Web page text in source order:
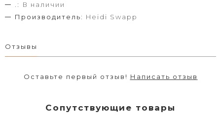
.:
В наличии
Производитель: Heidi Swapp
Отзывы
Оставьте первый отзыв! Написать отзыв
Сопутствующие товары